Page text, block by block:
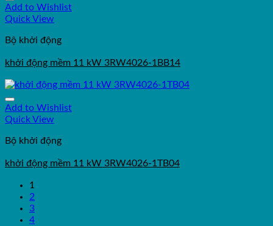
Add to Wishlist
Quick View
Bộ khởi động
khởi động mềm 11 kW 3RW4026-1BB14
Add to Wishlist
Quick View
Bộ khởi động
khởi động mềm 11 kW 3RW4026-1TB04
1
2
3
4